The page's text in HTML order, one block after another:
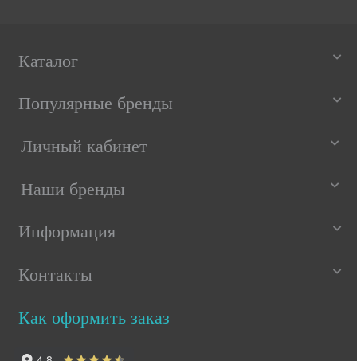
Каталог
Популярные бренды
Личный кабинет
Наши бренды
Информация
Контакты
Как оформить заказ